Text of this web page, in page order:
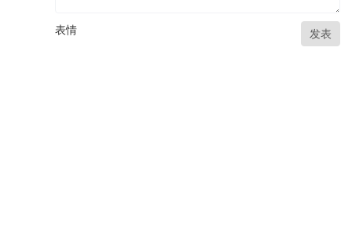
表情 发表